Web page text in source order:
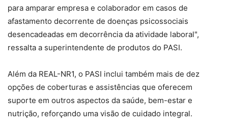
para amparar empresa e colaborador em casos de
afastamento decorrente de doenças psicossociais
desencadeadas em decorrência da atividade laboral",
ressalta a superintendente de produtos do PASI.
Além da REAL-NR1, o PASI inclui também mais de dez
opções de coberturas e assistências que oferecem
suporte em outros aspectos da saúde, bem-estar e
nutrição, reforçando uma visão de cuidado integral.